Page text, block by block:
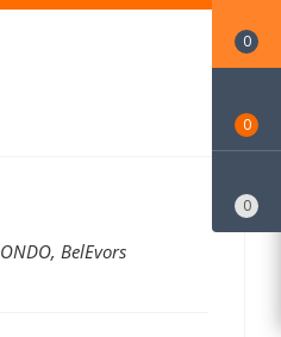
BelEvors
0
0
0